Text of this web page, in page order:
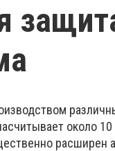
около
расширен